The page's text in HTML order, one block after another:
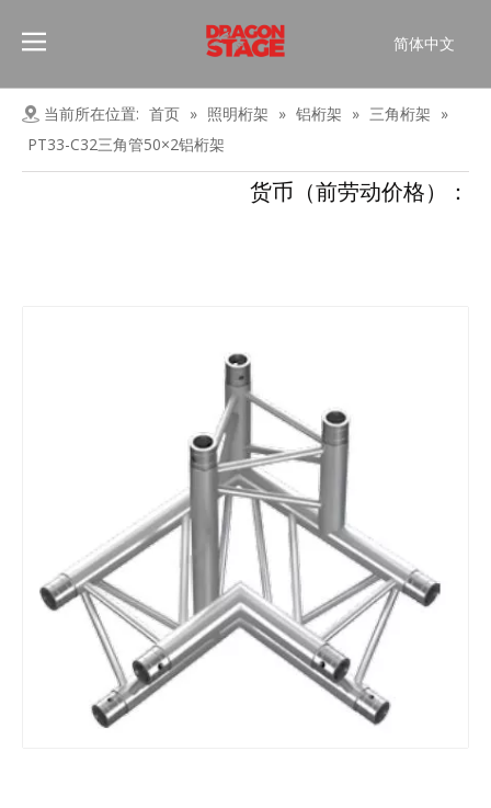
简体中文
Pусский
Français
العربية
当前所在位置: 首页 » 照明桁架 » 铝桁架 » 三角桁架 »
PT33-C32三角管50×2铝桁架
货币（前劳动价格）：